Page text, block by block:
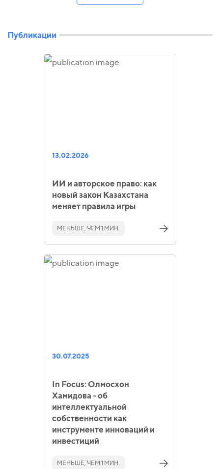
Публикации
13.02.2026
ИИ и авторское право: как
новый закон Казахстана
меняет правила игры
МЕНЬШЕ, ЧЕМ 1 МИН.
30.07.2025
In Focus: Олмосхон
Хамидова - об
интеллектуальной
собственности как
инструменте инноваций и
инвестиций
МЕНЬШЕ, ЧЕМ 1 МИН.